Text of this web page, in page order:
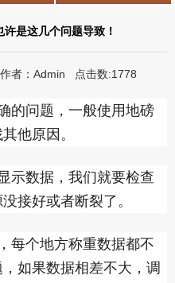
是这几个问题导致！
者：Admin 点击数:1778
的问题，一般使用地磅
他原因。
示数据，我们就要检查
接好或者断裂了。
每个地方称重数据都不
如果数据相差不大，调